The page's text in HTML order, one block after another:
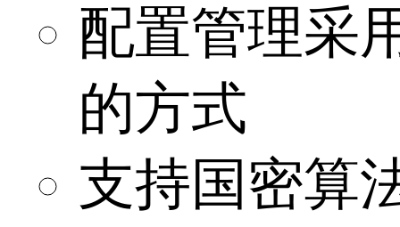
配置管理采
的方式
支持国密算